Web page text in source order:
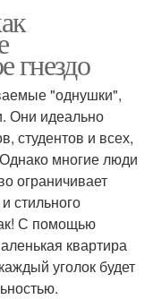
гнездо
"однушки",
Они идеально
студентов и всех,
Однако многие люди
ограничивает
стильного
С помощью
квартира
уголок будет